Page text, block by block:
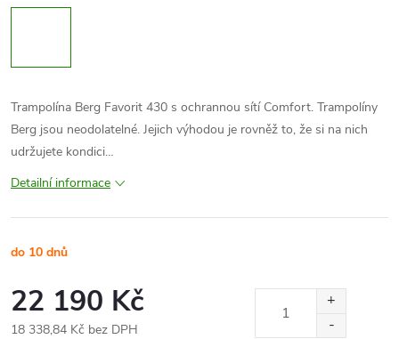
Trampolína Berg Favorit 430 s ochrannou sítí Comfort. Trampolíny
Berg jsou neodolatelné. Jejich výhodou je rovněž to, že si na nich
udržujete kondici…
Detailní informace
do 10 dnů
22 190 Kč
18 338,84 Kč bez DPH